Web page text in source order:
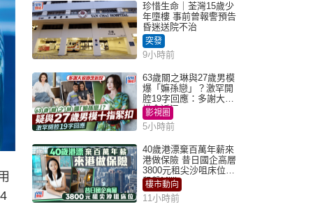
珍惜生命｜荃灣15歲少
年墮樓 事前曾報警預告
昏迷送院不治
突發
9小時前
63歲關之琳與27歲男模
爆「嫲孫戀」？激罕開
腔19字回應：多謝大家
掛念近況
影視圈
5小時前
40歲港漂棄百萬年薪來
港做保險 昔日國企高層
3800元租尖沙咀床位｜
租盤Million
樓市動向
11小時前